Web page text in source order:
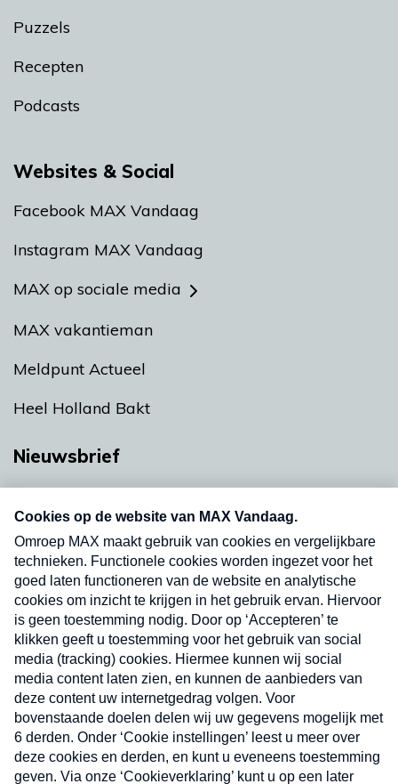
Puzzels
Recepten
Podcasts
Websites & Social
Facebook MAX Vandaag
Instagram MAX Vandaag
MAX op sociale media
MAX vakantieman
Meldpunt Actueel
Heel Holland Bakt
Nieuwsbrief
nieuwsbrief. Elke vrijdag- en dinsdagochtend in
uw mailbox.
Verzend
Nieuwsbrief